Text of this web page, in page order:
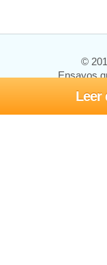
Leer
©
Ensayos